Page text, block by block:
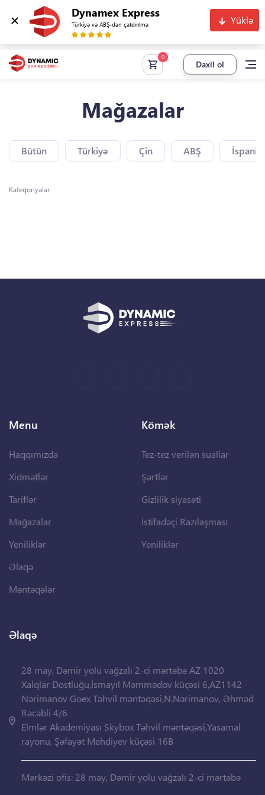
Dynamex Express
Türkiyə və ABŞ-dan çatdırılma Yüklə
Daxil ol
Mağazalar
Bütün Türkiyə Çin ABŞ
Kateqoriyalar
Menu
Haqqımızda
Xidmətlər
Tariflər
Mağazalar
Yeniliklər
Əlaqə
Məntəqələr
Kömək
Tez-tez verilən suallar
Şərtlər
Gizlilik siyasəti
İstifadəçi Razılaşması
Yeniliklər
Əlaqə
28 may, Dəmir yolu vağzalı 2-ci mərtəbə AZ 1020
Xalqlar Dostluğu,İsmayıl Məmmədov küçəsi 6,AZ1142
Nərimanov Goex Təhvil məntəqəsi,N.Nərimanov, Əhməd
Rəcəbli 4/6
Elmlər Akademiyası Skybox Təhvil məntəqəsi,Yasamal
rayonu, Şəfayət Mehdiyev küçəsi 16B
Mərkəzi ofis: 28 may, Dəmir yolu vağzalı 2-ci mərtəbə